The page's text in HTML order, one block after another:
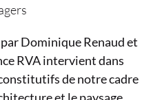
Dominique Renaud et
RVA intervient dans
de notre cadre